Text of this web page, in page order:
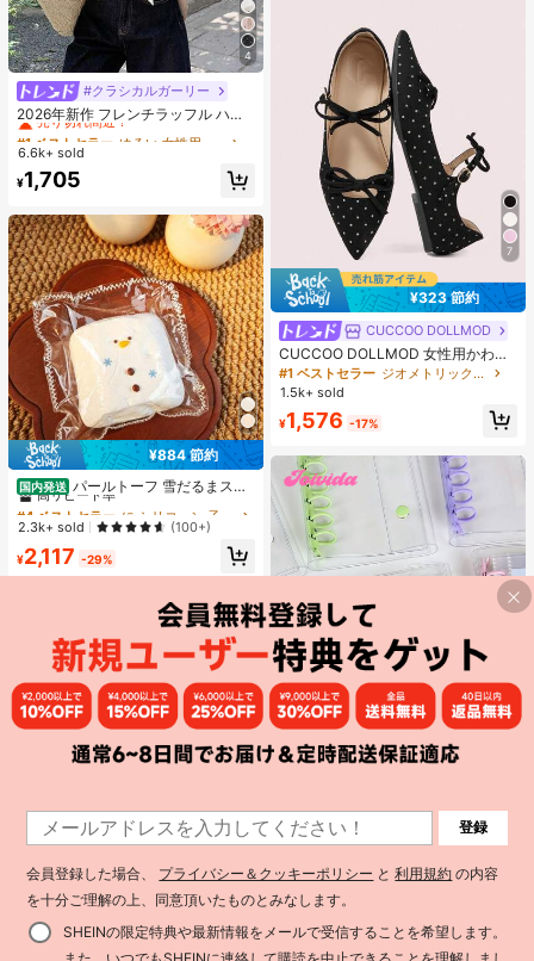
4
#クラシカルガーリー
2026年新作 フレンチラッフル ハー
ト ドット柄シフォンブラウス、リボ
ン付き半袖トップス、秋夏エレガン
ト
#1 ベストセラー
ゆるい 女性用ブラウス
売り切れ間近！
#1 ベストセラー
売り切れ間近！
#1 ベストセラー
売り切れ間近！
#1 ベストセラー
6.6k+ sold
¥1,705
¥884 節約
国内発送 パールトーフ 雪だるまスク
イーズ スフレ 水感スクイーズ ペン
ダントストレス解消玩具 すくいーず
おもちゃ 押して抑えつつあった感情
を解放 めろじょいスクイーズ、スク
イーズ>ミ ズ カン スクイ ー、 水系
んすくいーず、 スクイーズ>カピバ
ラ、 誕生日、 スクイーズ水感、 す
いかんすくいーず、高品質 すくいー
ずめろじょい
#4 ベストセラー
に シリコーン 子供用フィジェットトイ
高リピート率
#4 ベストセラー
高リピート率
#4 ベストセラー
高リピート率
#4 ベストセラー
に シリコーン 子供用フィジェットトイ
高リピート率
2.3k+ sold (100+)
¥2,117 -29%
7
¥323 節約
CUCCOO DOLLMOD
CUCCOO DOLLMOD 女性用かわい
くエレガントなドット柄 マリージェ
ーン フラットシューズ ダブルリボン
#1 ベストセラー
ジオメトリック 女性用フラット
1.5k+ sold
¥1,576 -17%
Joivida
Joivida A7サイズ 透明ポータブルフ
式、写真の保管に最適、フォトアル
バムとしても使用可能、文房具、ノ
ート、ステッカーブック、オフィス
10k+ sold
(1000+)
¥278 -20%
1
登録
会員登録した場合、 プライバシー＆クッキーポリシー と利用規約 の内容
を十分ご理解の上、同意頂いたものとみなします。
SHEINの限定特典や最新情報をメールで受信することを希望します。